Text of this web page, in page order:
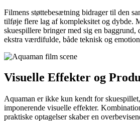
Filmens støttebesætning bidrager til den
tilføje flere lag af kompleksitet og dybde.
skuespillere bringer med sig en baggrund,
ekstra værdifulde, både teknisk og
Visuelle Effekter og
Aquaman er ikke kun kendt for
imponerende visuelle effekter.
praktiske optagelser skaber en